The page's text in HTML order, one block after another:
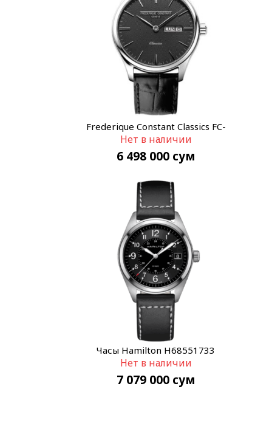
Frederique Constant Classics FC-
225GT5B6
Нет в наличии
6 498 000 сум
Часы Hamilton H68551733
Нет в наличии
7 079 000 сум